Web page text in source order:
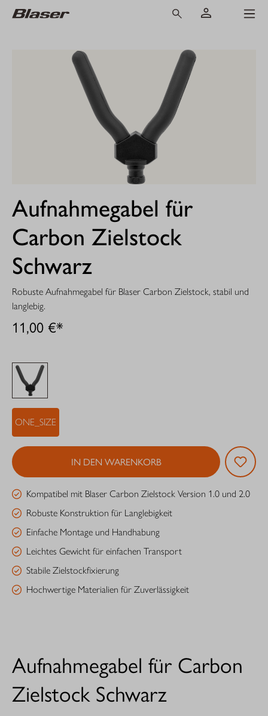
Aufnahmegabel für
Carbon Zielstock
Schwarz
Robuste Aufnahmegabel für Blaser Carbon Zielstock, stabil und
langlebig.
11,00 €*
ONE_SIZE
IN DEN WARENKORB
Kompatibel mit Blaser Carbon Zielstock Version 1.0 und 2.0
Robuste Konstruktion für Langlebigkeit
Einfache Montage und Handhabung
Leichtes Gewicht für einfachen Transport
Stabile Zielstockfixierung
Hochwertige Materialien für Zuverlässigkeit
Aufnahmegabel für Carbon
Zielstock Schwarz